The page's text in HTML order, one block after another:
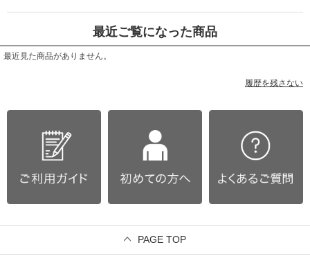
最近ご覧になった商品
最近見た商品がありません。
履歴を残さない
PAGE TOP